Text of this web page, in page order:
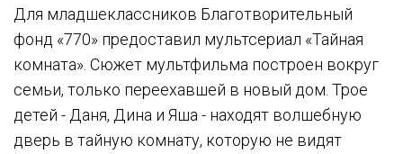
Для младшеклассников Благотворительный
фонд «770» предоставил мультсериал «Тайная
комната». Сюжет мультфильма построен вокруг
семьи, только переехавшей в новый дом. Трое
детей - Даня, Дина и Яша - находят волшебную
дверь в тайную комнату, которую не видят